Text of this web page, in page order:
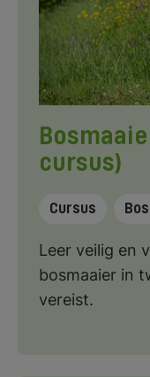
cursus)
Cursus
Leer veilig en
bosmaaier in
vereist.